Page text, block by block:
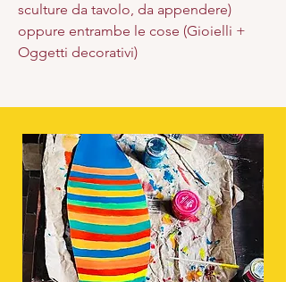
sculture da tavolo, da appendere)
oppure entrambe le cose (Gioielli +
Oggetti decorativi)